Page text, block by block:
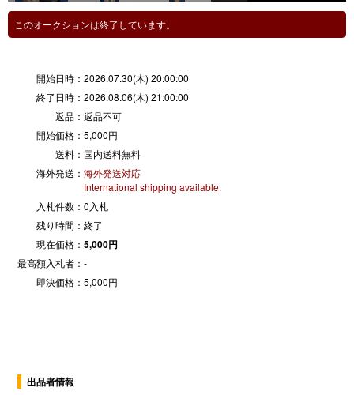
このオークションは終了しています。
開始日時： 2026.07.30(木) 20:00:00
終了日時： 2026.08.06(木) 21:00:00
返品： 返品不可
開始価格： 5,000円
送料： 国内送料無料
海外発送： 海外発送対応
International shipping available.
入札件数： 0入札
残り時間： 終了
現在価格： 5,000円
最高額入札者： -
即決価格： 5,000円
出品者情報